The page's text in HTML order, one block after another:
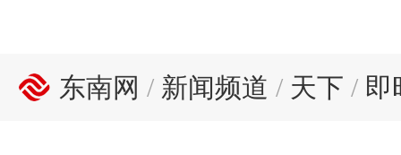
东南网 / 新闻频道 / 天下 / 即